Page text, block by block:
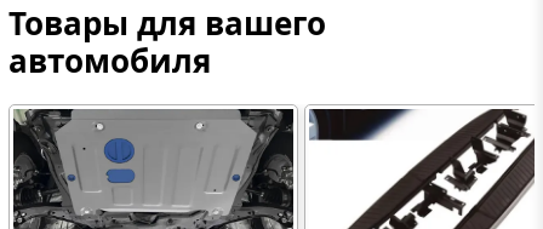
Товары для вашего
автомобиля